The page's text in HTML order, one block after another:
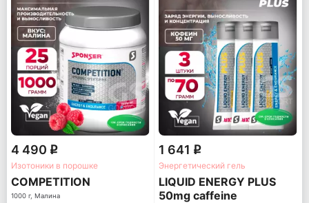
4 490 q
Изотоники в порошке
COMPETITION
1000 г, Малина
1 641 q
Энергетический гель
LIQUID ENERGY PLUS
50mg caffeine